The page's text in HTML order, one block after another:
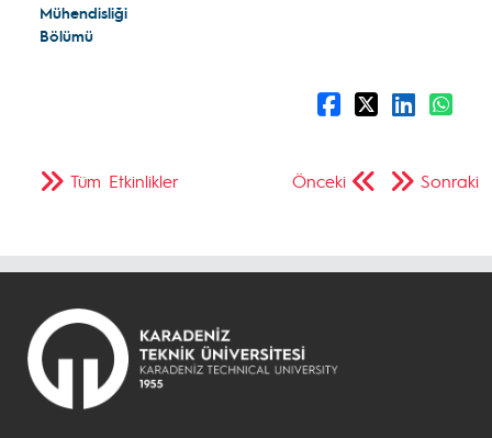
Mühendisliği
Bölümü
Önceki Sonraki
Tüm Etkinlikler